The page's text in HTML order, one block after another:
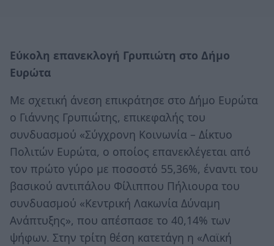
Εύκολη επανεκλογή Γρυπιώτη στο Δήμο
Ευρώτα
Με σχετική άνεση επικράτησε στο Δήμο Ευρώτα
ο Γιάννης Γρυπιώτης, επικεφαλής του
συνδυασμού «Σύγχρονη Κοινωνία – Δίκτυο
Πολιτών Ευρώτα, ο οποίος επανεκλέγεται από
τον πρώτο γύρο με ποσοστό 55,36%, έναντι του
βασικού αντιπάλου Φίλιππου Πήλιουρα του
συνδυασμού «Κεντρική Λακωνία Δύναμη
Ανάπτυξης», που απέσπασε το 40,14% των
ψήφων. Στην τρίτη θέση κατετάγη η «Λαϊκή